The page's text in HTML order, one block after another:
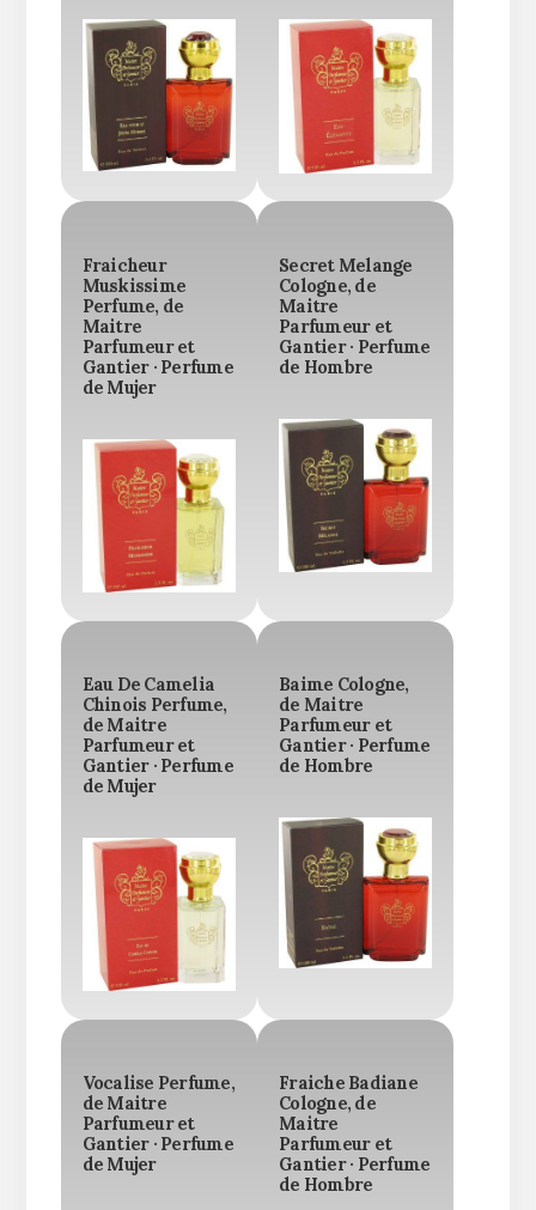
Fraicheur
Muskissime
Perfume, de
Maitre
Parfumeur et
Gantier · Perfume
de Mujer
Secret Melange
Cologne, de
Maitre
Parfumeur et
Gantier · Perfume
de Hombre
Eau De Camelia
Chinois Perfume,
de Maitre
Parfumeur et
Gantier · Perfume
de Mujer
Baime Cologne,
de Maitre
Parfumeur et
Gantier · Perfume
de Hombre
Vocalise Perfume,
de Maitre
Parfumeur et
Gantier · Perfume
de Mujer
Fraiche Badiane
Cologne, de
Maitre
Parfumeur et
Gantier · Perfume
de Hombre